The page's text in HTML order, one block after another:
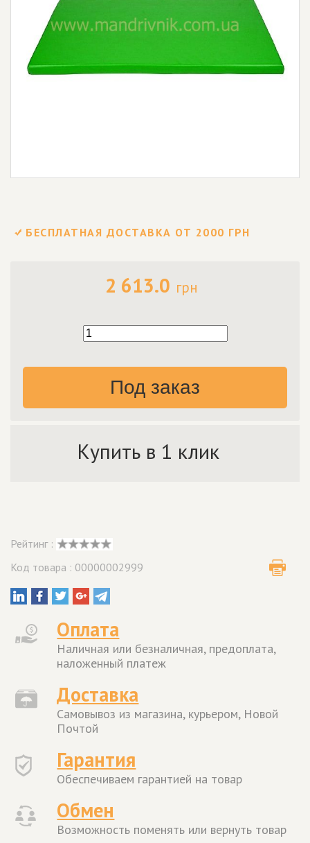
БЕСПЛАТНАЯ ДОСТАВКА ОТ 2000 ГРН
2 613.0 грн
Под заказ
Купить в 1 клик
Рейтинг :
Код товара : 00000002999
Оплата
Наличная или безналичная, предоплата,
наложенный платеж
Доставка
Самовывоз из магазина, курьером, Новой
Почтой
Гарантия
Обеспечиваем гарантией на товар
Обмен
Возможность поменять или вернуть товар